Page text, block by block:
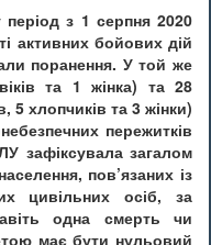
з 1 серпня 2020
активних бойових дій
поранення. У той же
та 1 жінка) та 28
5 хлопчиків та 3 жінки)
пережитків
зафіксувала загалом
пов’язаних із
цивільних осіб, за
одна смерть чи
має бути нульовий